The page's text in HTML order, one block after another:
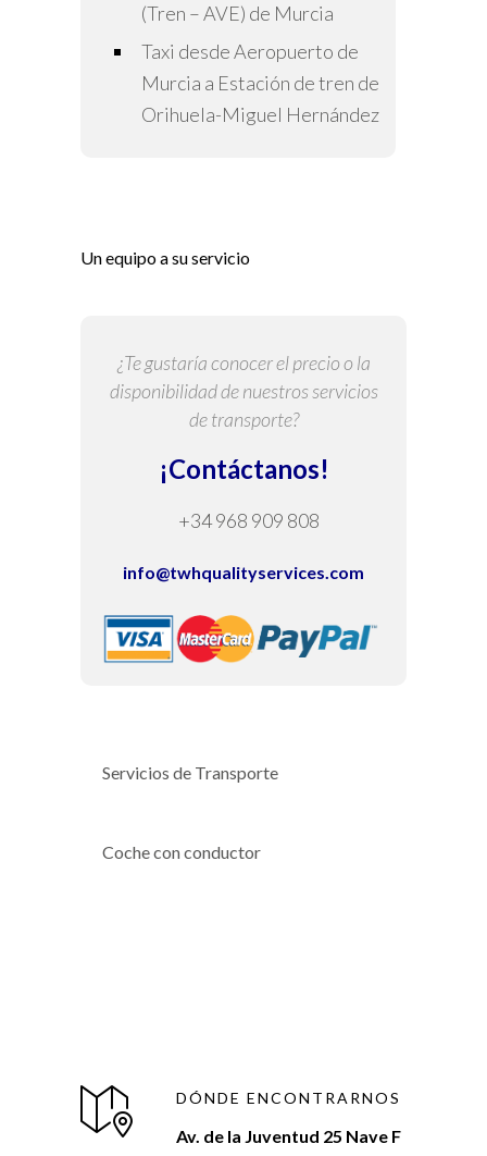
(Tren – AVE) de Murcia
Taxi desde Aeropuerto de
Murcia a Estación de tren de
Orihuela-Miguel Hernández
Un equipo a su servicio
¿Te gustaría conocer el precio o la
disponibilidad de nuestros servicios
de transporte?
¡Contáctanos!
+34 968 909 808
info@twhqualityservices.com
Servicios de Transporte
Coche con conductor
DÓNDE ENCONTRARNOS
Av. de la Juventud 25 Nave F